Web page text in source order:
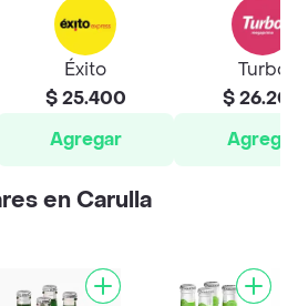
Éxito
$ 25.400
Agregar
Turbo
$
Agregar
en Carulla